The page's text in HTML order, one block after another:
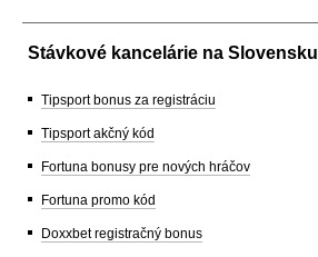
Stávkové kancelárie na Slovensku
Tipsport bonus za registráciu
Tipsport akčný kód
Fortuna bonusy pre nových hráčov
Fortuna promo kód
Doxxbet registračný bonus